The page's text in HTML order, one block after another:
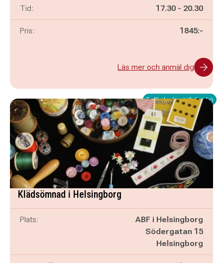
Tid: Pågår mellan
17.30 - och
20.30
Pris: 1845:-
Läs mer och anmäl dig
Fullbokad - ställ dig i kö
Klädsömnad i Helsingborg
Plats:
ABF i Helsingborg
Södergatan 15
Helsingborg